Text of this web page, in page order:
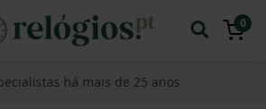
0
há mais de 25 anos